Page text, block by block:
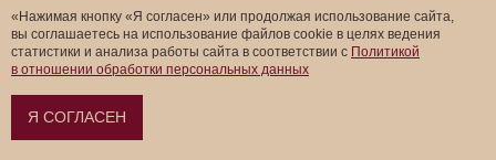
«Нажимая кнопку «Я согласен» или продолжая использование сайта,
вы соглашаетесь на использование файлов cookie в целях ведения
статистики и анализа работы cайта в соответствии с Политикой
в отношении обработки персональных данных
Я СОГЛАСЕН